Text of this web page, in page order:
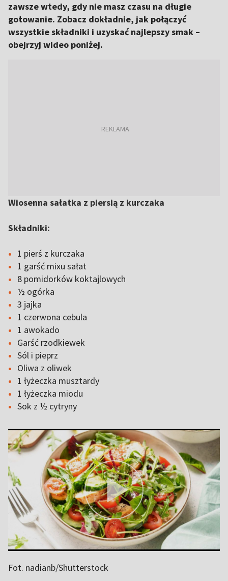
zawsze wtedy, gdy nie masz czasu na długie
gotowanie. Zobacz dokładnie, jak połączyć
wszystkie składniki i uzyskać najlepszy smak –
obejrzyj wideo poniżej.
Wiosenna sałatka z piersią z kurczaka
Składniki:
1 pierś z kurczaka
1 garść mixu sałat
8 pomidorków koktajlowych
½ ogórka
3 jajka
1 czerwona cebula
1 awokado
Garść rzodkiewek
Sól i pieprz
Oliwa z oliwek
1 łyżeczka musztardy
1 łyżeczka miodu
Sok z ½ cytryny
Fot. nadianb/Shutterstock